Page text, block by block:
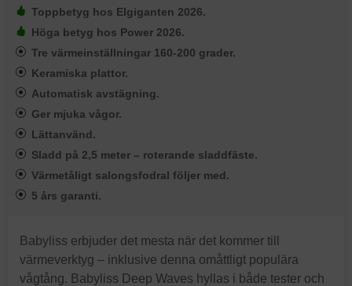
Toppbetyg hos Elgiganten 2026.
Höga betyg hos Power 2026.
Tre värmeinställningar 160-200 grader.
Keramiska plattor.
Automatisk avstägning.
Ger mjuka vågor.
Lättanvänd.
Sladd på 2,5 meter – roterande sladdfäste.
Värmetåligt salongsfodral följer med.
5 års garanti.
Babyliss erbjuder det mesta när det kommer till
värmeverktyg – inklusive denna omåttligt populära
vågtång. Babyliss Deep Waves hyllas i både tester och